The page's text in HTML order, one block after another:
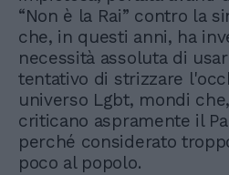
“Non è la Rai” contro la
che, in questi anni, ha
necessità assoluta di
tentativo di strizzare
universo Lgbt, mondi
criticano aspramente il
perché considerato
poco al popolo.